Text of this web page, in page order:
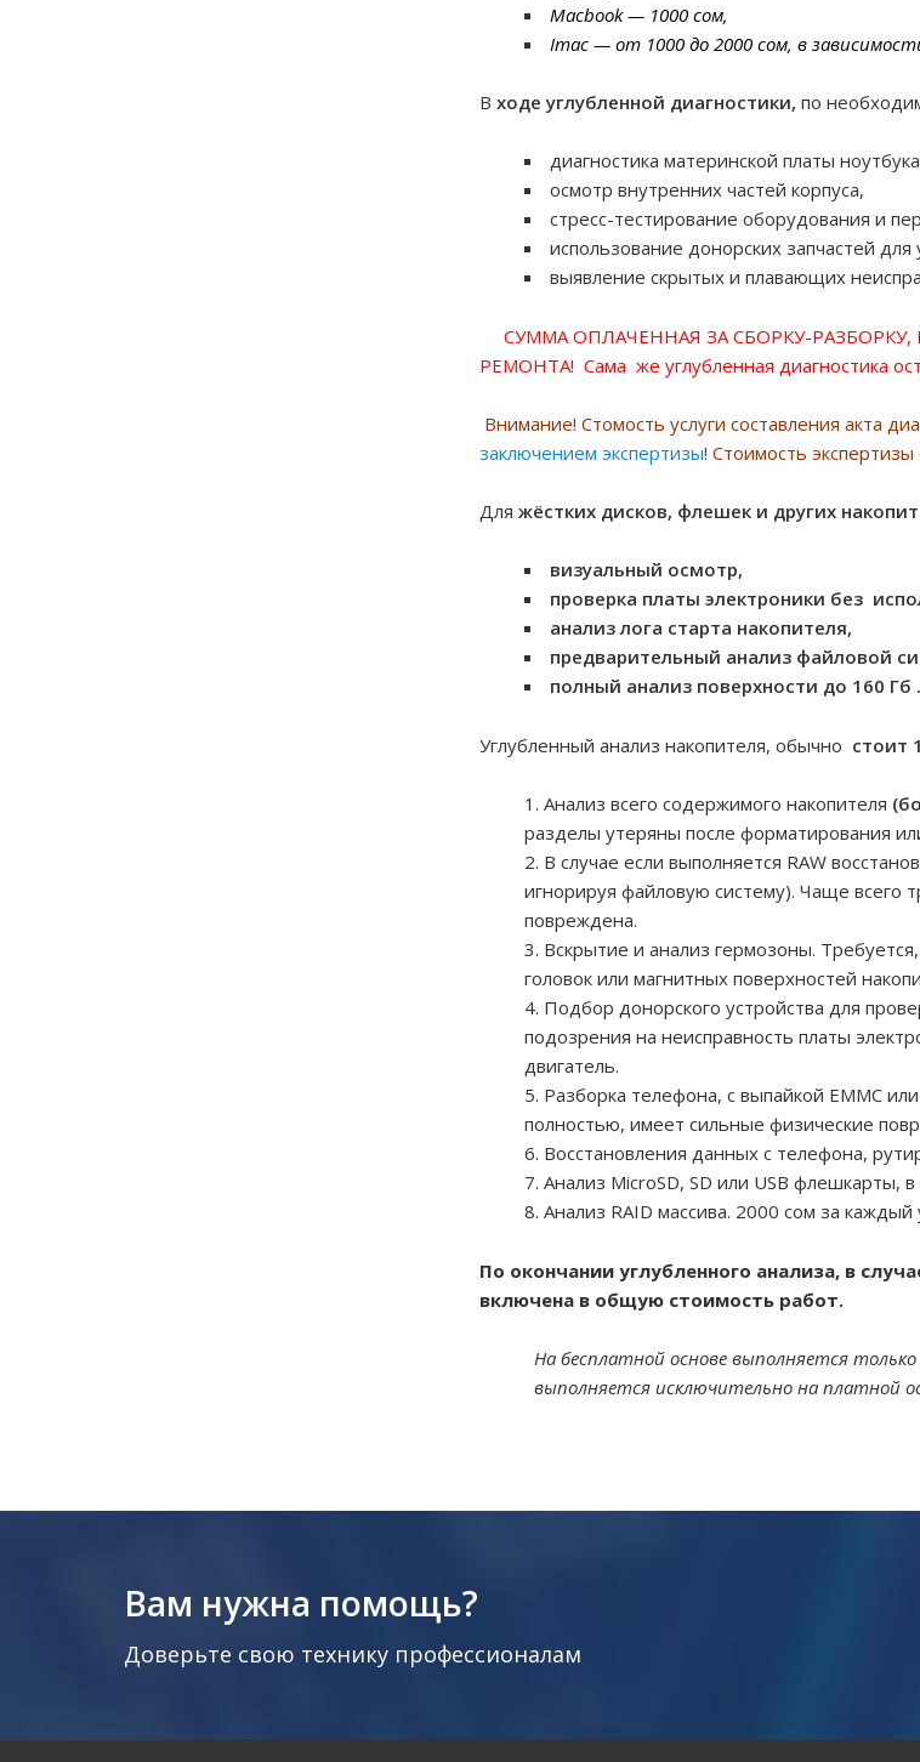
Macbook — 1000 сом,
Imac — от 1000 до 2000 сом, в
В ходе углубленной диагностики, по
диагностика материнской платы
осмотр внутренних частей корпуса,
стресс-тестирование оборудования и
использование донорских запчастей
выявление скрытых и плавающих
СУММА ОПЛАЧЕННАЯ ЗА СБОРКУ-
РЕМОНТА! Сама же углубленная диагностика
Внимание! Стомость услуги составления акта
заключением экспертизы! Стоимость
Для жёстких дисков, флешек и других
визуальный осмотр,
проверка платы электроники без
анализ лога старта накопителя,
предварительный анализ файловой
полный анализ поверхности до 160 Гб .
Углубленный анализ накопителя, обычно стоит
Анализ всего содержимого накопителя
разделы утеряны после форматирования
В случае если выполняется RAW
игнорируя файловую систему). Чаще всего
повреждена.
Вскрытие и анализ гермозоны.
головок или магнитных поверхностей
Подбор донорского устройства для
подозрения на неисправность платы
двигатель.
Разборка телефона, с выпайкой EMMC
полностью, имеет сильные физические
Восстановления данных с телефона,
Анализ MicroSD, SD или USB флешкарты,
Анализ RAID массива. 2000 сом за каждый
По окончании углубленного анализа, в
включена в общую стоимость работ.
На бесплатной основе выполняется
выполняется исключительно на платной
Вам нужна помощь?
Доверьте свою технику профессионалам